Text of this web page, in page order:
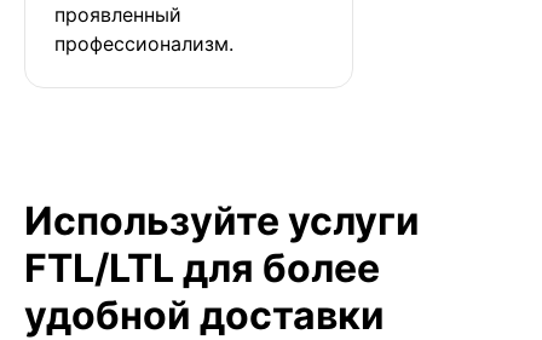
проявленный
профессионализм.
Используйте услуги
FTL/LTL для более
удобной доставки